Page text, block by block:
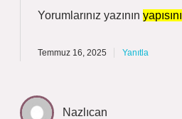
Yorumlarınız yazının yapısını
Temmuz 16, 2025 Yanıtla
Nazlıcan